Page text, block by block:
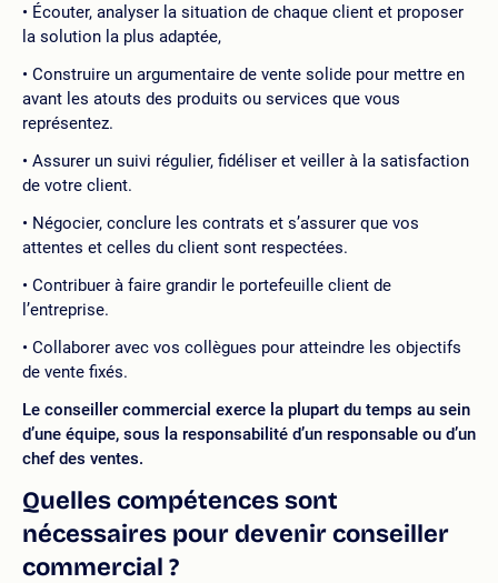
Écouter, analyser la situation de chaque client et proposer
la solution la plus adaptée,
Construire un argumentaire de vente solide pour mettre en
avant les atouts des produits ou services que vous
représentez.
Assurer un suivi régulier, fidéliser et veiller à la satisfaction
de votre client.
Négocier, conclure les contrats et s’assurer que vos
attentes et celles du client sont respectées.
Contribuer à faire grandir le portefeuille client de
l’entreprise.
Collaborer avec vos collègues pour atteindre les objectifs
de vente fixés.
Le conseiller commercial exerce la plupart du temps au sein
d’une équipe, sous la responsabilité d’un responsable ou d’un
chef des ventes.
Quelles compétences sont
nécessaires pour devenir conseiller
commercial ?